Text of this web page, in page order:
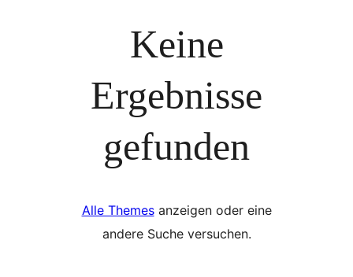
Keine
Ergebnisse
gefunden
Alle Themesanzeigen oder eine
andere Suche versuchen.